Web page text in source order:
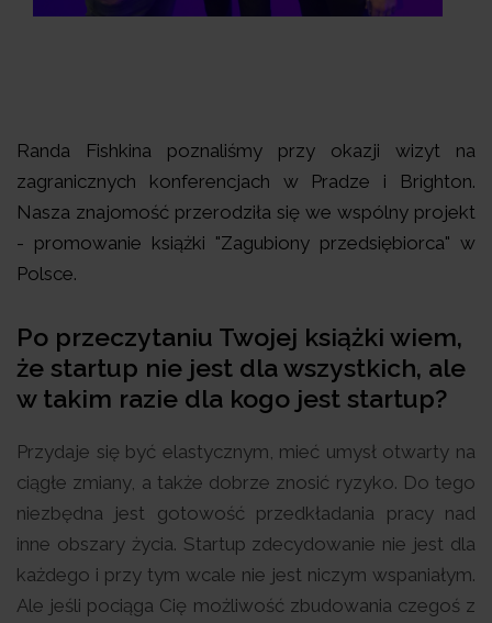
Randa Fishkina poznaliśmy przy okazji wizyt na
zagranicznych konferencjach w Pradze i Brighton.
Nasza znajomość przerodziła się we wspólny projekt
- promowanie książki "Zagubiony przedsiębiorca" w
Polsce.
Po przeczytaniu Twojej książki wiem,
że startup nie jest dla wszystkich, ale
w takim razie dla kogo jest startup?
Przydaje się być elastycznym, mieć umysł otwarty na
ciągłe zmiany, a także dobrze znosić ryzyko. Do tego
niezbędna jest gotowość przedkładania pracy nad
inne obszary życia. Startup zdecydowanie nie jest dla
każdego i przy tym wcale nie jest niczym wspaniałym.
Ale jeśli pociąga Cię możliwość zbudowania czegoś z